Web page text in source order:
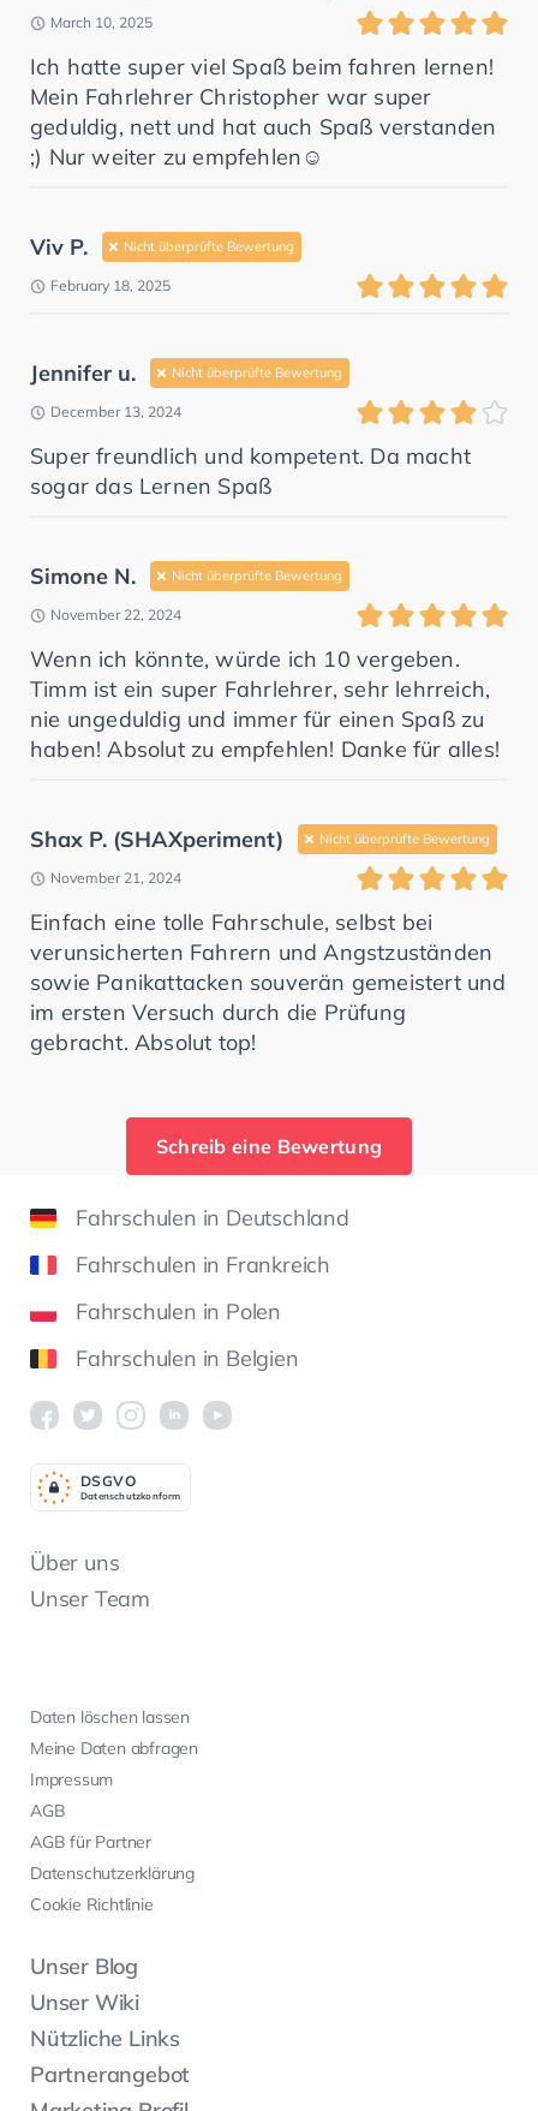
March 10, 2025
Ich hatte super viel Spaß beim fahren lernen!
Mein Fahrlehrer Christopher war super
geduldig, nett und hat auch Spaß verstanden
;) Nur weiter zu empfehlen☺️
Viv P. Nicht überprüfte Bewertung
February 18, 2025
Jennifer u. Nicht überprüfte Bewertung
December 13, 2024
Super freundlich und kompetent. Da macht
sogar das Lernen Spaß
Simone N. Nicht überprüfte Bewertung
November 22, 2024
Wenn ich könnte, würde ich 10 vergeben.
Timm ist ein super Fahrlehrer, sehr lehrreich,
nie ungeduldig und immer für einen Spaß zu
haben! Absolut zu empfehlen! Danke für alles!
Shax P. (SHAXperiment) Nicht überprüfte Bewertung
November 21, 2024
Einfach eine tolle Fahrschule, selbst bei
verunsicherten Fahrern und Angstzuständen
sowie Panikattacken souverän gemeistert und
im ersten Versuch durch die Prüfung
gebracht. Absolut top!
Schreib eine Bewertung
Fahrschulen in Deutschland
Fahrschulen in Frankreich
Fahrschulen in Polen
Fahrschulen in Belgien
Über uns
Unser Team
Daten löschen lassen
Meine Daten abfragen
Impressum
AGB
AGB für Partner
Datenschutzerklärung
Cookie Richtlinie
Unser Blog
Unser Wiki
Nützliche Links
Partnerangebot
Datenschutzkonform
DSGVO